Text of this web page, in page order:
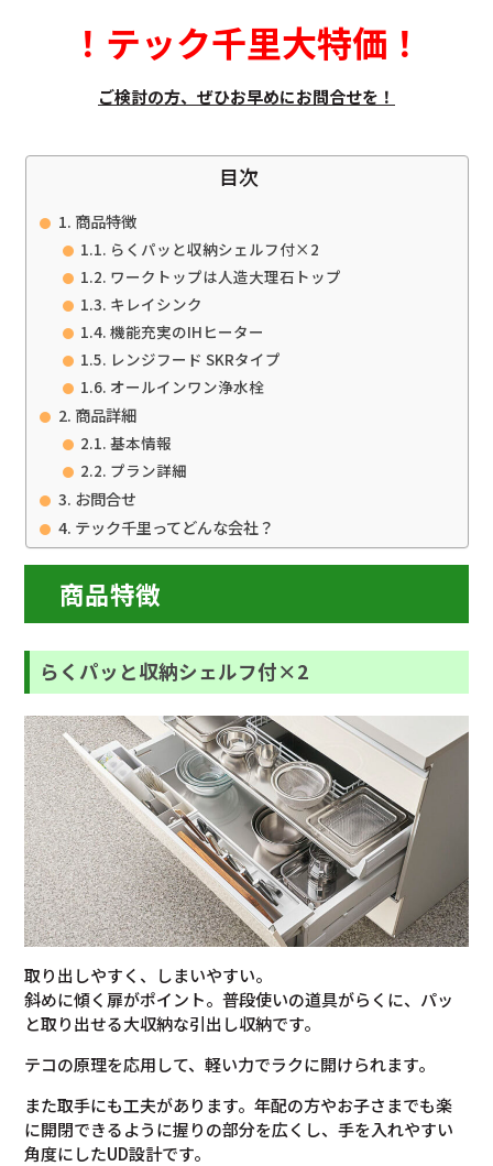
！ テック千里大特価 ！
ご検討の方、ぜひお早めにお問合せを！
目次
商品特徴
らくパッと収納シェルフ付×2
ワークトップは人造大理石トップ
キレイシンク
機能充実のIHヒーター
レンジフード SKRタイプ
オールインワン浄水栓
商品詳細
基本情報
プラン詳細
お問合せ
テック千里ってどんな会社？
商品特徴
らくパッと収納シェルフ付×2
取り出しやすく、しまいやすい。
斜めに傾く扉がポイント。普段使いの道具がらくに、パッ
と取り出せる大収納な引出し収納です。
テコの原理を応用して、軽い力でラクに開けられます。
また取手にも工夫があります。年配の方やお子さまでも楽
に開閉できるように握りの部分を広くし、手を入れやすい
角度にしたUD設計です。